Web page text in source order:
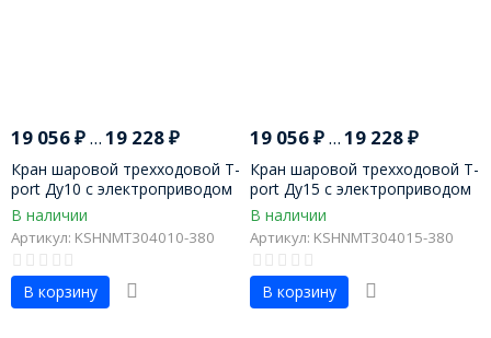
19 056₽...19 228₽
Кран шаровой трехходовой T-
port Ду10 с электроприводом
В наличии
Артикул: KSHNMT304010-380
В корзину
19 056₽...19 228₽
Кран шаровой трехходовой T-
port Ду15 с электроприводом
В наличии
Артикул: KSHNMT304015-380
В корзину